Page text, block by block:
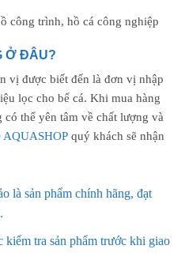
công trình, hồ cá công nghiệp
Ở ĐÂU?
vị được biết đến là đơn vị nhập
lọc cho bể cá. Khi mua hàng
thể yên tâm về chất lượng và
AQUASHOP quý khách sẽ nhận
là sản phẩm chính hãng, đạt
kiểm tra sản phẩm trước khi giao